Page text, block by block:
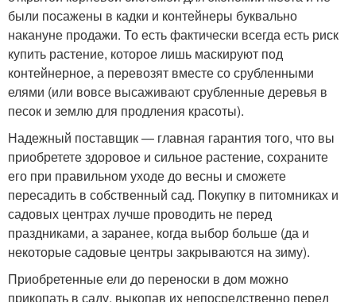
были посажены в кадки и контейнеры буквально
накануне продажи. То есть фактически всегда есть риск
купить растение, которое лишь маскируют под
контейнерное, а перевозят вместе со срубленными
елями (или вовсе высаживают срубленные деревья в
песок и землю для продления красоты).
Надежный поставщик — главная гарантия того, что вы
приобретете здоровое и сильное растение, сохраните
его при правильном уходе до весны и сможете
пересадить в собственный сад. Покупку в питомниках и
садовых центрах лучше проводить не перед
праздниками, а заранее, когда выбор больше (да и
некоторые садовые центры закрываются на зиму).
Приобретенные ели до переноски в дом можно
прикопать в саду, выкопав их непосредственно перед